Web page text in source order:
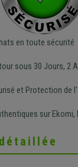
en toute sécurité
sous 30 Jours, 2
et Protection de
sur
détaillée